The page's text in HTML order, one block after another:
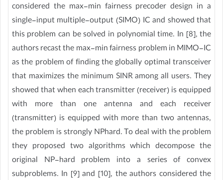
considered the max-min fairness precoder design in a
single-input multiple-output (SIMO) IC and showed that
this problem can be solved in polynomial time. In [8], the
authors recast the max-min fairness problem in MIMO-IC
as the problem of finding the globally optimal transceiver
that maximizes the minimum SINR among all users. They
showed that when each transmitter (receiver) is equipped
with more than one antenna and each receiver
(transmitter) is equipped with more than two antennas,
the problem is strongly NPhard. To deal with the problem
they proposed two algorithms which decompose the
original NP-hard problem into a series of convex
subproblems. In [9] and [10], the authors considered the